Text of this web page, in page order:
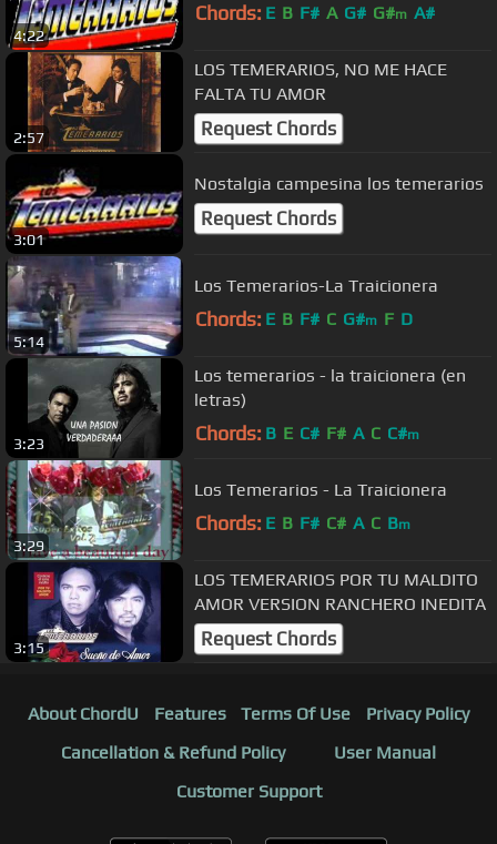
4:22
Chords: E B F# A G# G#m A#
2:57
LOS TEMERARIOS, NO ME HACE
FALTA TU AMOR
Request Chords
3:01
Nostalgia campesina los temerarios
Request Chords
5:14
Los Temerarios-La Traicionera
Chords: E B F# C G#m F D
3:23
Los temerarios - la traicionera (en
letras)
Chords: B E C# F# A C C#m
3:29
Los Temerarios - La Traicionera
Chords: E B F# C# A C Bm
3:15
LOS TEMERARIOS POR TU MALDITO
AMOR VERSION RANCHERO INEDITA
Request Chords
About ChordU Features Terms Of Use
Privacy Policy
Cancellation & Refund Policy
User Manual
Customer Support